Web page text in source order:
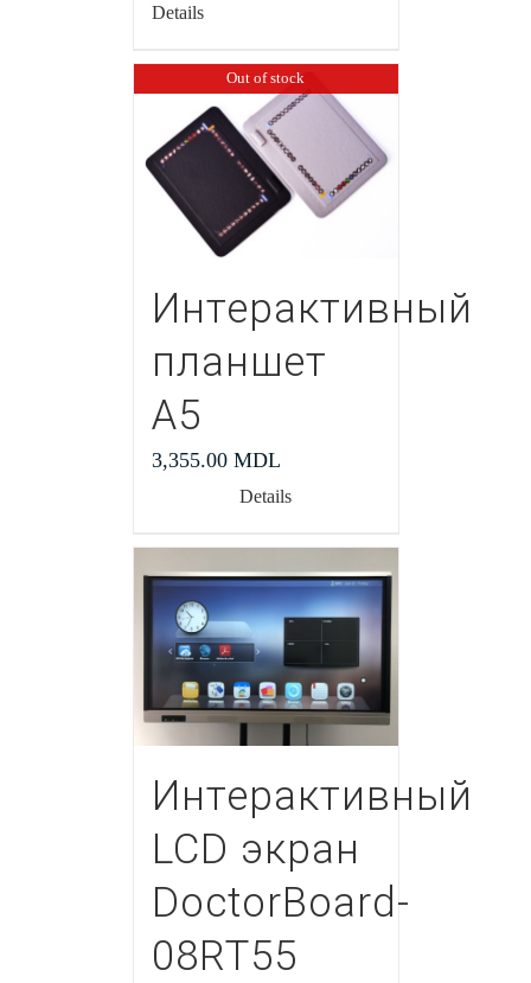
Details
Out of stock
Интерактивный
планшет
А5
3,355.00 MDL
Details
Интерактивный
LCD экран
DoctorBoard-
08RT55